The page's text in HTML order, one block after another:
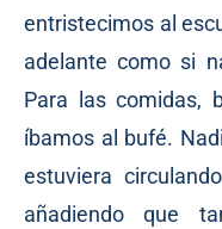
entristecimos al
adelante como si
Para las comidas,
íbamos al bufé.
estuviera
añadiendo que